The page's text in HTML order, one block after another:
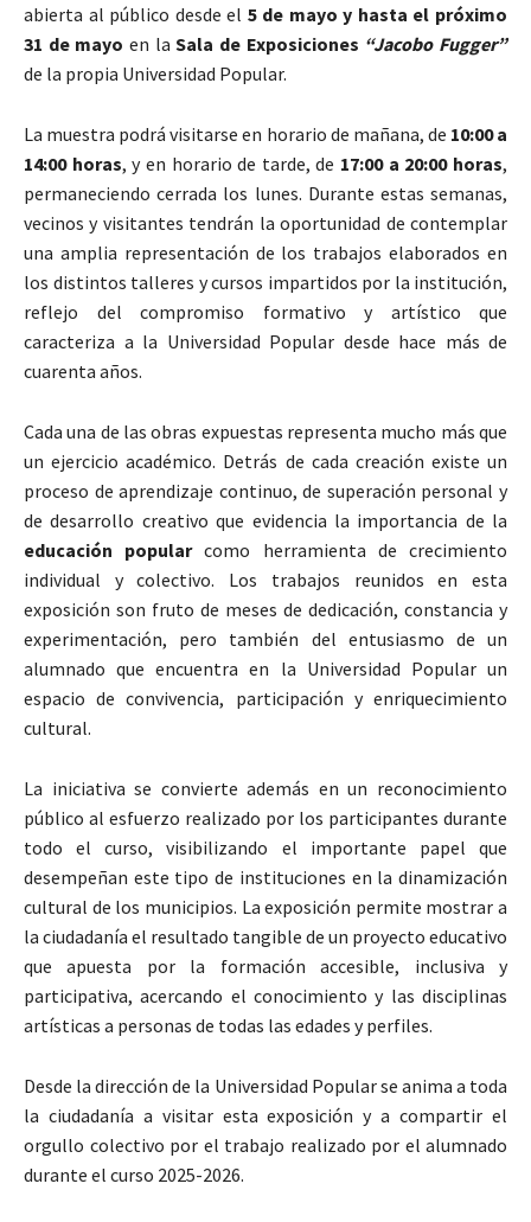
abierta al público desde el 5 de mayo y hasta el próximo
31 de mayo en laSala de Exposiciones “Jacobo Fugger”
de la propia Universidad Popular.
La muestra podrá visitarse en horario de mañana, de 10:00 a
14:00 horas, y en horario de tarde, de 17:00 a 20:00 horas,
permaneciendo cerrada los lunes. Durante estas semanas,
vecinos y visitantes tendrán la oportunidad de contemplar
una amplia representación de los trabajos elaborados en
los distintos talleres y cursos impartidos por la institución,
reflejo del compromiso formativo y artístico que
caracteriza a la Universidad Popular desde hace más de
cuarenta años.
Cada una de las obras expuestas representa mucho más que
un ejercicio académico. Detrás de cada creación existe un
proceso de aprendizaje continuo, de superación personal y
de desarrollo creativo que evidencia la importancia de la
educación popularcomo herramienta de crecimiento
individual y colectivo. Los trabajos reunidos en esta
exposición son fruto de meses de dedicación, constancia y
experimentación, pero también del entusiasmo de un
alumnado que encuentra en la Universidad Popular un
espacio de convivencia, participación y enriquecimiento
cultural.
La iniciativa se convierte además en un reconocimiento
público al esfuerzo realizado por los participantes durante
todo el curso, visibilizando el importante papel que
desempeñan este tipo de instituciones en la dinamización
cultural de los municipios. La exposición permite mostrar a
la ciudadanía el resultado tangible de un proyecto educativo
que apuesta por la formación accesible, inclusiva y
participativa, acercando el conocimiento y las disciplinas
artísticas a personas de todas las edades y perfiles.
Desde la dirección de la Universidad Popular se anima a toda
la ciudadanía a visitar esta exposición y a compartir el
orgullo colectivo por el trabajo realizado por el alumnado
durante el curso 2025-2026.